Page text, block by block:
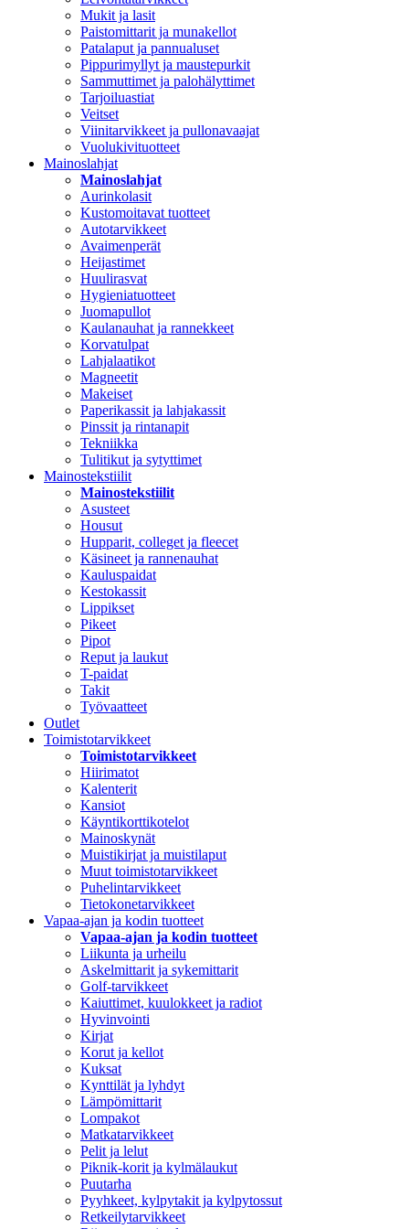
Mukit ja lasit
Paistomittarit ja munakellot
Patalaput ja pannualuset
Pippurimyllyt ja maustepurkit
Sammuttimet ja palohälyttimet
Tarjoiluastiat
Veitset
Viinitarvikkeet ja pullonavaajat
Vuolukivituotteet
Mainoslahjat
Mainoslahjat
Aurinkolasit
Kustomoitavat tuotteet
Autotarvikkeet
Avaimenperät
Heijastimet
Huulirasvat
Hygieniatuotteet
Juomapullot
Kaulanauhat ja rannekkeet
Korvatulpat
Lahjalaatikot
Magneetit
Makeiset
Paperikassit ja lahjakassit
Pinssit ja rintanapit
Tekniikka
Tulitikut ja sytyttimet
Mainostekstiilit
Mainostekstiilit
Asusteet
Housut
Hupparit, colleget ja fleecet
Käsineet ja rannenauhat
Kauluspaidat
Kestokassit
Lippikset
Pikeet
Pipot
Reput ja laukut
T-paidat
Takit
Työvaatteet
Outlet
Toimistotarvikkeet
Toimistotarvikkeet
Hiirimatot
Kalenterit
Kansiot
Käyntikorttikotelot
Mainoskynät
Muistikirjat ja muistilaput
Muut toimistotarvikkeet
Puhelintarvikkeet
Tietokonetarvikkeet
Vapaa-ajan ja kodin tuotteet
Vapaa-ajan ja kodin tuotteet
Liikunta ja urheilu
Askelmittarit ja sykemittarit
Golf-tarvikkeet
Kaiuttimet, kuulokkeet ja radiot
Hyvinvointi
Kirjat
Korut ja kellot
Kuksat
Kynttilät ja lyhdyt
Lämpömittarit
Lompakot
Matkatarvikkeet
Pelit ja lelut
Piknik-korit ja kylmälaukut
Puutarha
Pyyhkeet, kylpytakit ja kylpytossut
Retkeilytarvikkeet